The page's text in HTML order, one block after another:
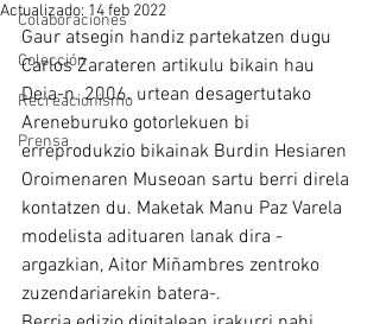
Colaboraciones
Colección
Recreacionismo
Prensa
Actualizado: 14 feb 2022
Gaur atsegin handiz partekatzen dugu
Carlos Zarateren artikulu bikain hau
Deia-n. 2006. urtean desagertutako
Areneburuko gotorlekuen bi
erreprodukzio bikainak Burdin Hesiaren
Oroimenaren Museoan sartu berri direla
kontatzen du. Maketak Manu Paz Varela
modelista adituaren lanak dira -
argazkian, Aitor Miñambres zentroko
zuzendariarekin batera-.